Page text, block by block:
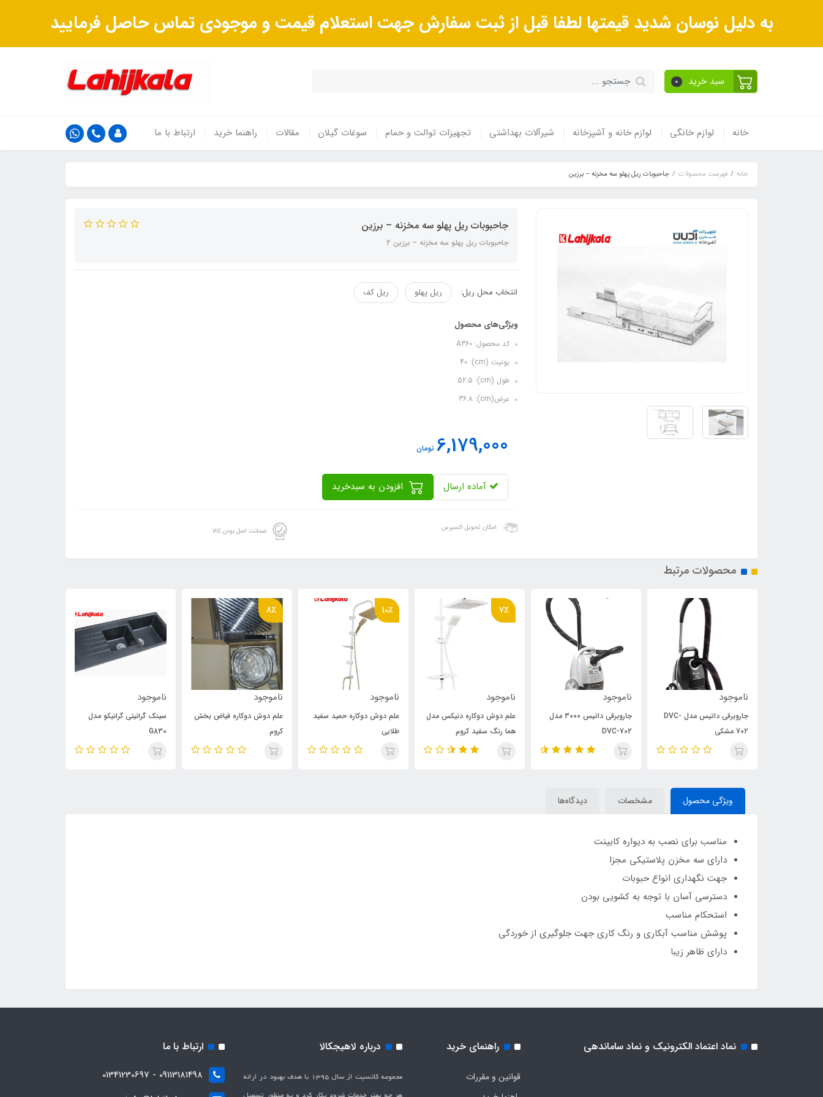
به دلیل نوسان شدید قیمتها لطفا قبل از ثبت سفارش جهت استعلام قیمت و موجودی تماس حاصل فرمایید
سبد خرید 0
خانه لوازم خانگی لوازم خانه و آشپزخانه شیرآلات بهداشتی تجهیزات توالت و حمام سوغات گیلان مقالات راهنما خرید ارتباط با ما
خانه فهرست محصولات جاحبوبات ریل پهلو سه مخزنه – برزین
جاحبوبات ریل پهلو سه مخزنه – برزین
جاحبوبات ریل پهلو سه مخزنه – برزین 2
انتخاب محل ریل: ریل پهلو ریل کف
ویژگی‌های محصول
کد محصول: A360
یونیت (cm): 40
طول (cm): 52.5
عرض(cm): 36.8
6,179,000تومان
آماده ارسال
امکان تحویل اکسپرس ضمانت اصل بودن کالا
محصولات مرتبط
ناموجود
جاروبرقی داتیس مدل DVC-
702 مشکی
ناموجود
جاروبرقی داتیس 3000 مدل
DVC-702
7٪
ناموجود
علم دوش دوکاره دنیکس مدل
هما رنگ سفید کروم
10٪
ناموجود
علم دوش دوکاره حمید سفید
طلایی
8٪
ناموجود
علم دوش دوکاره فیاض بخش
کروم
ناموجود
سینک گرانیتی گرانیکو مدل
G830
ویژگی محصول مشخصات دیدگاه‌ها
مناسب برای نصب به دیواره کابینت
دارای سه مخزن پلاستیکی مجزا
جهت نگهداری انواع حبوبات
دسترسی آسان با توجه به کشویی بودن
استحکام مناسب
پوشش مناسب آبکاری و رنگ کاری جهت جلوگیری از خوردگی
دارای ظاهر زیبا
نماد اعتماد الکترونیک و نماد ساماندهی راهنمای خرید
قوانین و مقررات
درباره لاهیجکالا
مجموعه کانسپت از سال 1395 با هدف بهبود در ارائه
ارتباط با ما
09113181498 - 01341230697